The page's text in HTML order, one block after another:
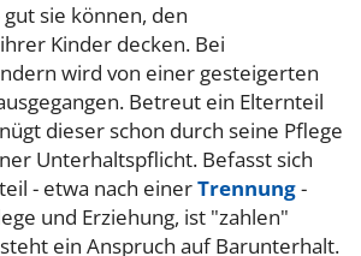
sie können, den
Kinder decken. Bei
wird von einer gesteigerten
Betreut ein Elternteil
dieser schon durch seine Pflege
Unterhaltspflicht. Befasst sich
- etwa nach einerTrennung-
und Erziehung, ist "zahlen"
ein Anspruch auf Barunterhalt.